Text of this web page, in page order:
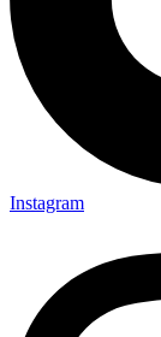
Instagram